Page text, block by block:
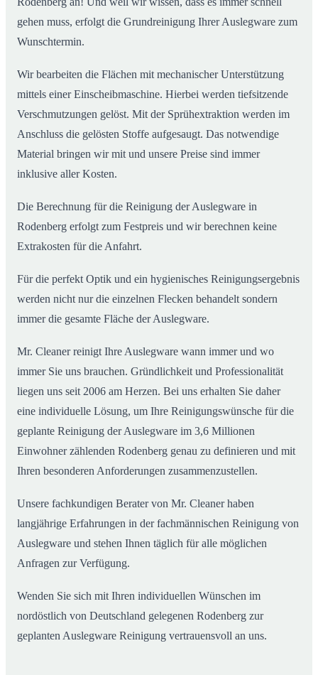
gehen muss, erfolgt die Grundreinigung Ihrer Auslegware zum
Wunschtermin.
Wir bearbeiten die Flächen mit mechanischer Unterstützung
mittels einer Einscheibmaschine. Hierbei werden tiefsitzende
Verschmutzungen gelöst. Mit der Sprühextraktion werden im
Anschluss die gelösten Stoffe aufgesaugt. Das notwendige
Material bringen wir mit und unsere Preise sind immer
inklusive aller Kosten.
Die Berechnung für die Reinigung der Auslegware in
Rodenberg erfolgt zum Festpreis und wir berechnen keine
Extrakosten für die Anfahrt.
Für die perfekt Optik und ein hygienisches Reinigungsergebnis
werden nicht nur die einzelnen Flecken behandelt sondern
immer die gesamte Fläche der Auslegware.
Mr. Cleaner reinigt Ihre Auslegware wann immer und wo
immer Sie uns brauchen. Gründlichkeit und Professionalität
liegen uns seit 2006 am Herzen. Bei uns erhalten Sie daher
eine individuelle Lösung, um Ihre Reinigungswünsche für die
geplante Reinigung der Auslegware im 3,6 Millionen
Einwohner zählenden Rodenberg genau zu definieren und mit
Ihren besonderen Anforderungen zusammenzustellen.
Unsere fachkundigen Berater von Mr. Cleaner haben
langjährige Erfahrungen in der fachmännischen Reinigung von
Auslegware und stehen Ihnen täglich für alle möglichen
Anfragen zur Verfügung.
Wenden Sie sich mit Ihren individuellen Wünschen im
nordöstlich von Deutschland gelegenen Rodenberg zur
geplanten Auslegware Reinigung vertrauensvoll an uns.